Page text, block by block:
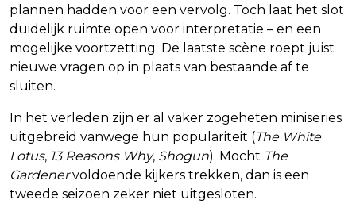
plannen hadden voor een vervolg. Toch laat het slot
duidelijk ruimte open voor interpretatie – en een
mogelijke voortzetting. De laatste scène roept juist
nieuwe vragen op in plaats van bestaande af te
sluiten.
In het verleden zijn er al vaker zogeheten miniseries
uitgebreid vanwege hun populariteit (The White
Lotus, 13 Reasons Why, Shogun). Mocht The
Gardenervoldoende kijkers trekken, dan is een
tweede seizoen zeker niet uitgesloten.